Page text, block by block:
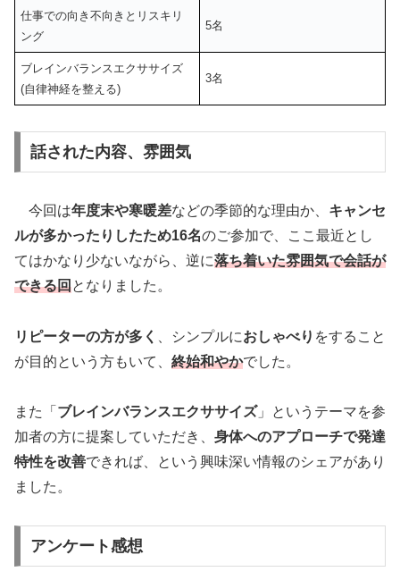
仕事での向き不向きとリスキリ
ング
5名
ブレインバランスエクササイズ
(自律神経を整える)
3名
話された内容、雰囲気
今回は年度末や寒暖差などの季節的な理由か、 キャンセ
ルが多かったりしたため16名のご参加で、ここ最近とし
てはかなり少ないながら、逆に落ち着いた雰囲気で会話が
できる回となりました。
リピーターの方が多く 、シンプルにおしゃべり をすること
が目的という方もいて、 終始和やかでした。
また「 ブレインバランスエクササイズ 」というテーマを参
加者の方に提案していただき、 身体へのアプローチで発達
特性を改善できれば、という興味深い情報のシェアがあり
ました。
アンケート感想